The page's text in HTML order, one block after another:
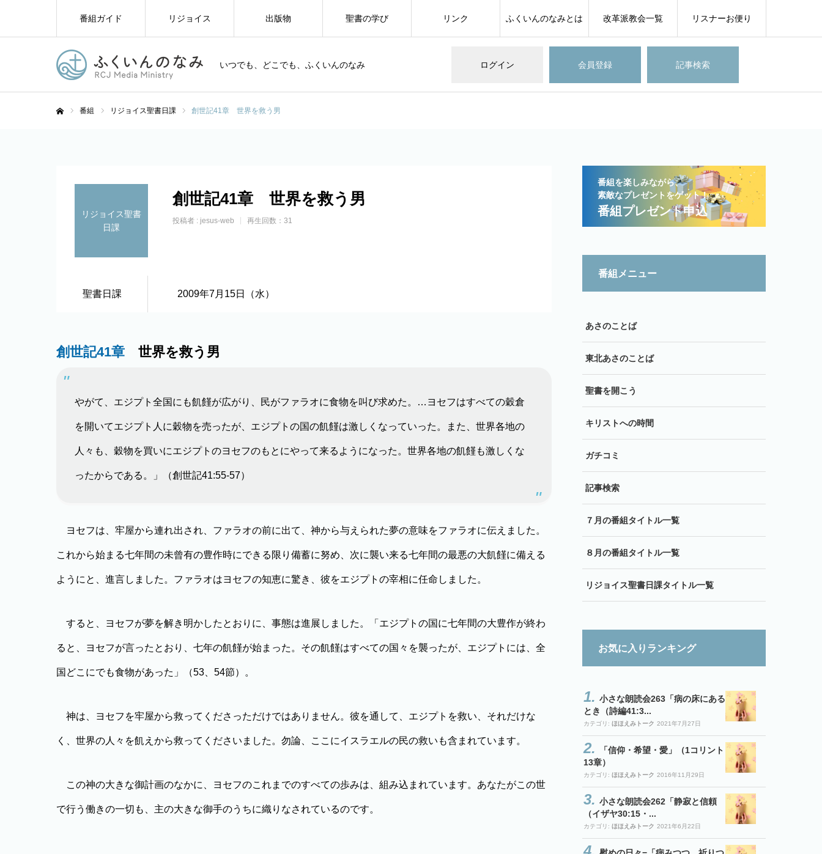
いつでも、どこでも、ふくいんのなみ ログイン 会員登録 記事検索
番組ガイド リジョイス 出版物 聖書の学び リンク ふくいんのなみとは 改革派教会一覧 リスナーお便り
番組 リジョイス聖書日課 創世記41章 世界を救う男
リジョイス聖書
日課
創世記41章 世界を救う男
投稿者 : jesus-web 再生回数：31
聖書日課 2009年7月15日（水）
創世記41章 世界を救う男
やがて、エジプト全国にも飢饉が広がり、民がファラオに食物を叫び求めた。…ヨセフはすべての穀倉
を開いてエジプト人に穀物を売ったが、エジプトの国の飢饉は激しくなっていった。また、世界各地の
人々も、穀物を買いにエジプトのヨセフのもとにやって来るようになった。世界各地の飢饉も激しくな
ったからである。」（創世記41:55-57）
ヨセフは、牢屋から連れ出され、ファラオの前に出て、神から与えられた夢の意味をファラオに伝えました。
これから始まる七年間の未曾有の豊作時にできる限り備蓄に努め、次に襲い来る七年間の最悪の大飢饉に備える
ようにと、進言しました。ファラオはヨセフの知恵に驚き、彼をエジプトの宰相に任命しました。
すると、ヨセフが夢を解き明かしたとおりに、事態は進展しました。「エジプトの国に七年間の大豊作が終わ
ると、ヨセフが言ったとおり、七年の飢饉が始まった。その飢饉はすべての国々を襲ったが、エジプトには、全
国どこにでも食物があった」（53、54節）。
神は、ヨセフを牢屋から救ってくださっただけではありません。彼を通して、エジプトを救い、それだけな
く、世界の人々を飢えから救ってくださいました。勿論、ここにイスラエルの民の救いも含まれています。
この神の大きな御計画のなかに、ヨセフのこれまでのすべての歩みは、組み込まれています。あなたがこの世
で行う働きの一切も、主の大きな御手のうちに織りなされているのです。
番組を楽しみながら、
素敵なプレゼントをゲット！
番組プレゼント申込
番組メニュー
あさのことば
東北あさのことば
聖書を開こう
キリストへの時間
ガチコミ
記事検索
７月の番組タイトル一覧
８月の番組タイトル一覧
リジョイス聖書日課タイトル一覧
お気に入りランキング
小さな朗読会263「病の床にある
とき（詩編41:3...
カテゴリ: ほほえみトーク 2021年7月27日
「信仰・希望・愛」（1コリント
13章）
カテゴリ: ほほえみトーク 2016年11月29日
小さな朗読会262「静寂と信頼
（イザヤ30:15・...
カテゴリ: ほほえみトーク 2021年6月22日